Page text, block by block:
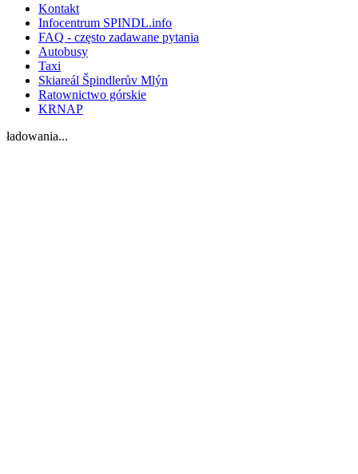
Kontakt
Infocentrum SPINDL.info
FAQ - często zadawane pytania
Autobusy
Taxi
Skiareál Špindlerův Mlýn
Ratownictwo górskie
KRNAP
ładowania...